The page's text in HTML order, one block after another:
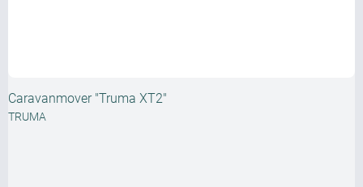
Caravanmover "Truma XT2"
TRUMA